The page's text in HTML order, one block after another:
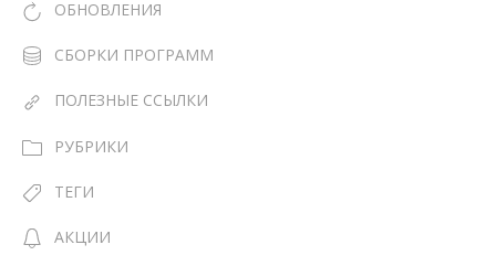
ОБНОВЛЕНИЯ
СБОРКИ ПРОГРАММ
ПОЛЕЗНЫЕ ССЫЛКИ
РУБРИКИ
ТЕГИ
АКЦИИ